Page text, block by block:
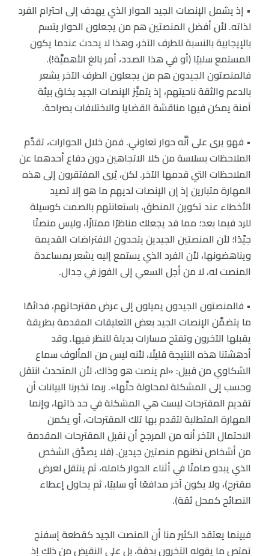
• إذ يشمل الإنصات الجيد الحوار الذي يهدف إلى احترام الفرد
لذاته. لأن أفضل المنصتين هم من يجعلون الحوار يتسم
بالإيجابية بالنسبة للطرف الآخر، وهذا لا يحدث عندما يكون
المستمع سلبيًا (أو في هذا الصدد، أمر بالغ الأهميَّة!).
فالمنصتون الجيدون هم من يجعلون الطرف الآخر يشعر
بالدعم والثقة ناحيتهم، إذ يتميَّز الإنصات الجيد بخلق بيئة
آمنة يمكن فيها مناقشة القضايا والاختلافات بصراحة.
• فهو يرى على أنَّه حوار تعاوني. فمن خلال الحوارات، تقدَّم
الملاحظات بسلاسة من كلا الاتجاهين دون دفاع أحدهما عن
الملاحظات التي قدمها الآخر. لكن، يُرى المفتقرون إلى هذه
المهارة متبارين إذ إن الإنصات لديهم ما هو إلا تصيد
الأخطاء عند تكوين المنطق، باستعانتهم بالصمت كوسيلة
للرد فيما بعد؛ مما قد يجعلك مناظرًا ممتازًا، وليس منصتًا
جيِّدًا؛ لأن المنصتين الجيدين يتحدون الافتراضات القديمة
ويناهضونها، لأن الفرد الذي يستمع إليه يشعر بمساعدة
المنصت له، لا من أجل السعي إلى الفوز في جدال.
• فالمنصتون الجيدون يميلون إلى عرض مقترحاتهم، فدائمًا
ما يتضمَّن الإنصات الجيد بعض التعليقات المقدمة بطريقة
يقبلها الآخرون وتفتح مسارات بديلة للنظر فيها. وقد
أدهشتنا هذه النتيجة قليلًا، لأنه ليس من المألوف سماع
الشكاوي من قبيل: «لم ينصت هو وذاك، لأن المتحدث انتقل
وحسب إلى المشكلة لمحاولة حلِّها». ربما تخبرنا البيانات أن
تقديم المقترحات ليست هي المشكلة في حد ذاتها، وإنما
المهارة المتطلبة لتقدم بها تلك المقترحات، أو يكمن
الاحتمال الآخر أنه من المرجح أن نقبل المقترحات المقدمة
من أشخاص نظنهم منصتين جيدين. (فلا يصدَّق الشخص
الذي يبدو صامتًا في أثناء الحوار كامله، ثم ينتقل لعرض
مقترح)، ولا يكون آخر مدافعًا أو سلبيًا، ثم يحاول إعطاء
النصائح كمحل ثقة).
فبينما يعتقد الكثير منا أن المنصت الجيد كقطعة إسفنج
تمتص ما يقوله الآخرون بدقة، بل على النقيض من ذلك إذ